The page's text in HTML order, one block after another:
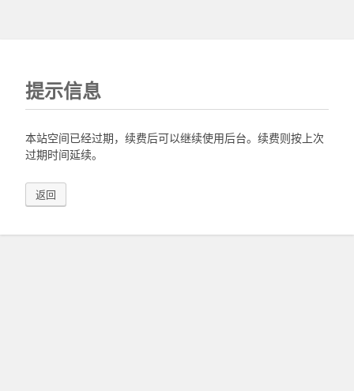
提示信息
本站空间已经过期，续费后可以继续使用后台。续费则按上次
过期时间延续。
返回